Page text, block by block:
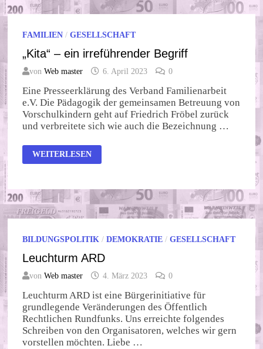
FAMILIEN /GESELLSCHAFT
„Kita“ – ein irreführender Begriff
vonWeb master 6. April 2023 0
Eine Presseerklärung des Verband Familienarbeit
e.V. Die Pädagogik der gemeinsamen Betreuung von
Vorschulkindern geht auf Friedrich Fröbel zurück
und verbreitete sich wie auch die Bezeichnung …
„KITA“
–
WEITERLESEN
BILDUNGSPOLITIK /DEMOKRATIE /GESELLSCHAFT
Leuchturm ARD
vonWeb master 4. März 2023 0
Leuchturm ARD ist eine Bürgerinitiative für
grundlegende Veränderungen des Öffentlich
Rechtlichen Rundfunks. Uns erreichte folgendes
Schreiben von den Organisatoren, welches wir gern
vorstellen möchten. Liebe …